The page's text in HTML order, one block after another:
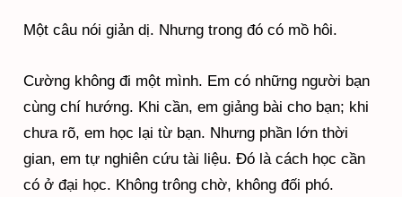
Một câu nói giản dị. Nhưng trong đó có mồ hôi.
Cường không đi một mình. Em có những người bạn
cùng chí hướng. Khi cần, em giảng bài cho bạn; khi
chưa rõ, em học lại từ bạn. Nhưng phần lớn thời
gian, em tự nghiên cứu tài liệu. Đó là cách học cần
có ở đại học. Không trông chờ, không đối phó.